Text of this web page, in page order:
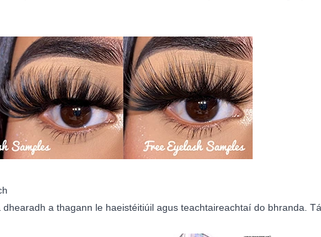
a thagann le haeistéitiúil agus teachtaireachtaí do bhranda.